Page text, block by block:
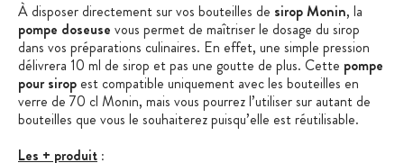
À disposer directement sur vos bouteilles de sirop Monin, la
pompe doseuse vous permet de maîtriser le dosage du sirop
dans vos préparations culinaires. En effet, une simple pression
délivrera 10 ml de sirop et pas une goutte de plus. Cette pompe
pour sirop est compatible uniquement avec les bouteilles en
verre de 70 cl Monin, mais vous pourrez l’utiliser sur autant de
bouteilles que vous le souhaiterez puisqu’elle est réutilisable.
Les + produit :